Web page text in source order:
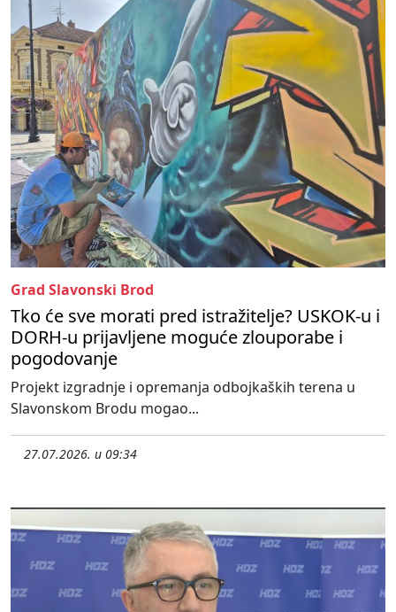
Grad Slavonski Brod
Tko će sve morati pred istražitelje? USKOK-u i
DORH-u prijavljene moguće zlouporabe i
pogodovanje
Projekt izgradnje i opremanja odbojkaških terena u
Slavonskom Brodu mogao...
27.07.2026. u 09:34